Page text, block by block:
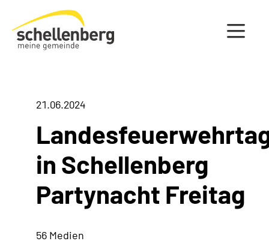
Gemeinde Schellenberg Startseite
21.06.2024
in Schellenberg
Partynacht Freitag
56 Medien